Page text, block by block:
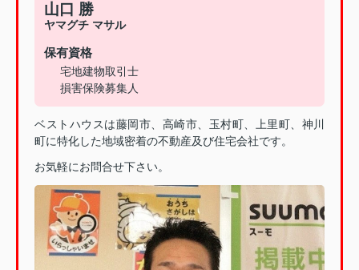
山口 勝
ヤマグチ マサル
保有資格
宅地建物取引士
損害保険募集人
ベストハウスは藤岡市、高崎市、玉村町、上里町、神川
町に特化した地域密着の不動産及び住宅会社です。
お気軽にお問合せ下さい。